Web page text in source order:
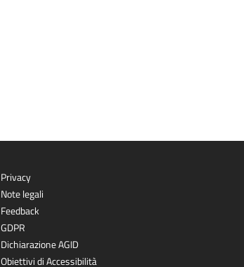
Privacy
Note legali
Feedback
GDPR
Dichiarazione AGID
Obiettivi di Accessibilità